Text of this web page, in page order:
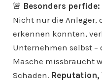
🚨 Besonders perfide:
Nicht nur die Anleger,
erkennen konnten,
Unternehmen selbst –
Masche missbraucht
Schaden. Reputation,